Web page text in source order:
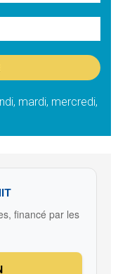
mardi, mercredi,
financé par les